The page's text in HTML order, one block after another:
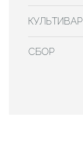
КУЛЬТИВАР
СБОР